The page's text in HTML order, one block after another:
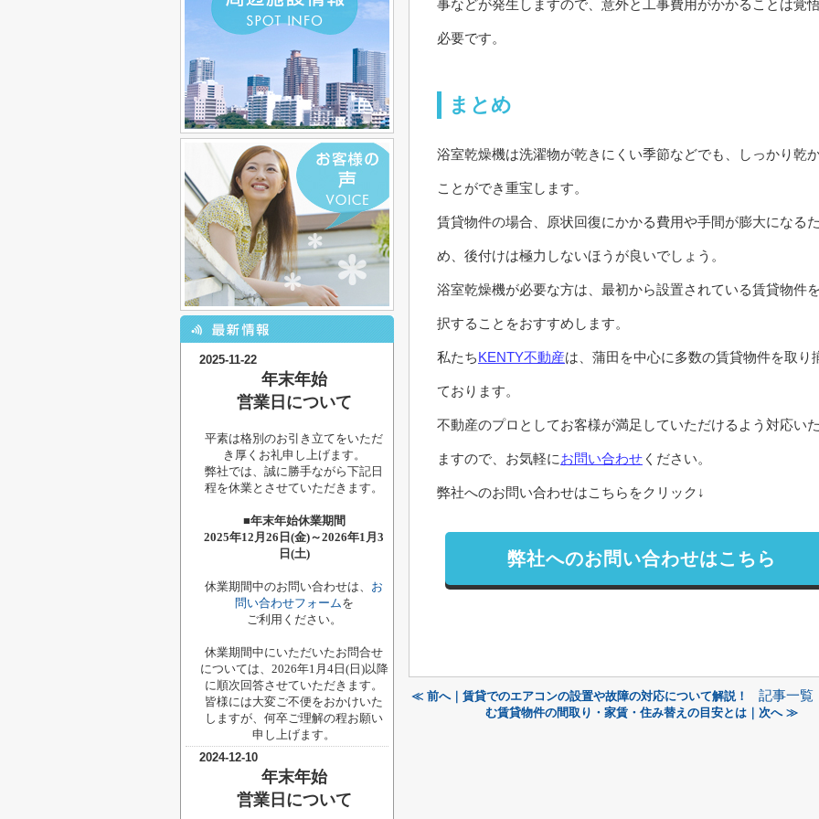
事などが発生しますので、意外と工事費用がかかることは覚
必要です。
まとめ
浴室乾燥機は洗濯物が乾きにくい季節などでも、しっかり乾
ことができ重宝します。
賃貸物件の場合、原状回復にかかる費用や手間が膨大になるた
め、後付けは極力しないほうが良いでしょう。
浴室乾燥機が必要な方は、最初から設置されている賃貸物件
択することをおすすめします。
私たちKENTY不動産は、蒲田を中心に多数の賃貸物件を取り
ております。
不動産のプロとしてお客様が満足していただけるよう対応い
ますので、お気軽にお問い合わせ ください。
弊社へのお問い合わせはこちらをクリック↓
弊社へのお問い合わせはこちら
≪ 前へ｜賃貸でのエアコンの設置や故障の対応について解説！ 記事一覧
む賃貸物件の間取り・家賃・住み替えの目安とは｜次へ ≫
2025-11-22
年末年始
営業日について
平素は格別のお引き立てをいただ
き厚くお礼申し上げます。
弊社では、誠に勝手ながら下記日
程を休業とさせていただきます。
■年末年始休業期間
2025年12月26日(金)～2026年1月3
日(土)
休業期間中のお問い合わせは、 お
問い合わせフォームを
ご利用ください。
休業期間中にいただいたお問合せ
については、2026年1月4日(日)以降
に順次回答させていただきます。
皆様には大変ご不便をおかけいた
しますが、何卒ご理解の程お願い
申し上げます。
2024-12-10
年末年始
営業日について